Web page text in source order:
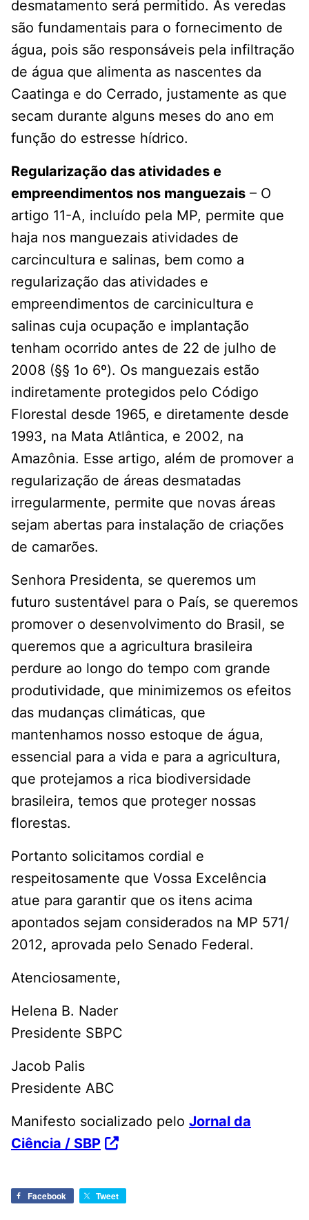
desmatamento será permitido. As veredas
são fundamentais para o fornecimento de
água, pois são responsáveis pela infiltração
de água que alimenta as nascentes da
Caatinga e do Cerrado, justamente as que
secam durante alguns meses do ano em
função do estresse hídrico.
Regularização das atividades e
empreendimentos nos manguezais – O
artigo 11-A, incluído pela MP, permite que
haja nos manguezais atividades de
carcincultura e salinas, bem como a
regularização das atividades e
empreendimentos de carcinicultura e
salinas cuja ocupação e implantação
tenham ocorrido antes de 22 de julho de
2008 (§§ 1o 6º). Os manguezais estão
indiretamente protegidos pelo Código
Florestal desde 1965, e diretamente desde
1993, na Mata Atlântica, e 2002, na
Amazônia. Esse artigo, além de promover a
regularização de áreas desmatadas
irregularmente, permite que novas áreas
sejam abertas para instalação de criações
de camarões.
Senhora Presidenta, se queremos um
futuro sustentável para o País, se queremos
promover o desenvolvimento do Brasil, se
queremos que a agricultura brasileira
perdure ao longo do tempo com grande
produtividade, que minimizemos os efeitos
das mudanças climáticas, que
mantenhamos nosso estoque de água,
essencial para a vida e para a agricultura,
que protejamos a rica biodiversidade
brasileira, temos que proteger nossas
florestas.
Portanto solicitamos cordial e
respeitosamente que Vossa Excelência
atue para garantir que os itens acima
apontados sejam considerados na MP 571/
2012, aprovada pelo Senado Federal.
Atenciosamente,
Helena B. Nader
Presidente SBPC
Jacob Palis
Presidente ABC
Manifesto socializado pelo Jornal da
Ciência / SBP
Facebook Tweet